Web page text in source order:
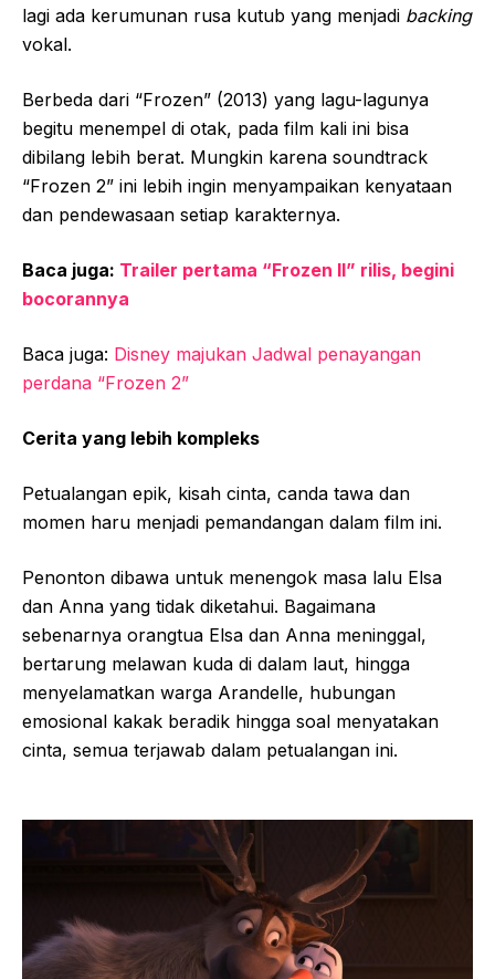
lagi ada kerumunan rusa kutub yang menjadi backing
vokal.
Berbeda dari “Frozen” (2013) yang lagu-lagunya
begitu menempel di otak, pada film kali ini bisa
dibilang lebih berat. Mungkin karena soundtrack
“Frozen 2” ini lebih ingin menyampaikan kenyataan
dan pendewasaan setiap karakternya.
Baca juga: Trailer pertama “Frozen II” rilis, begini
bocorannya
Baca juga: Disney majukan Jadwal penayangan
perdana “Frozen 2”
Cerita yang lebih kompleks
Petualangan epik, kisah cinta, canda tawa dan
momen haru menjadi pemandangan dalam film ini.
Penonton dibawa untuk menengok masa lalu Elsa
dan Anna yang tidak diketahui. Bagaimana
sebenarnya orangtua Elsa dan Anna meninggal,
bertarung melawan kuda di dalam laut, hingga
menyelamatkan warga Arandelle, hubungan
emosional kakak beradik hingga soal menyatakan
cinta, semua terjawab dalam petualangan ini.